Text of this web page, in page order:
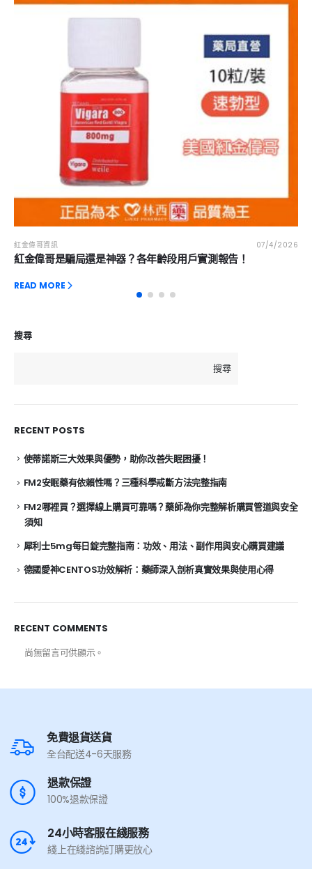
紅金偉哥資訊 07/4/2026
紅金偉哥是騙局還是神器？各年齡段用戶實測報告！
READ MORE
搜尋
搜尋
RECENT POSTS
使蒂諾斯三大效果與優勢，助你改善失眠困擾！
FM2安眠藥有依賴性嗎？三種科學戒斷方法完整指南
FM2哪裡買？選擇線上購買可靠嗎？藥師為你完整解析購買管道與安全
須知
犀利士5mg每日錠完整指南：功效、用法、副作用與安心購買建議
德國愛神CENTOS功效解析：藥師深入剖析真實效果與使用心得
RECENT COMMENTS
尚無留言可供顯示。
免費退貨送貨
全台配送4-6天服務
退款保證
100%退款保證
24小時客服在綫服務
綫上在綫諮詢訂購更放心